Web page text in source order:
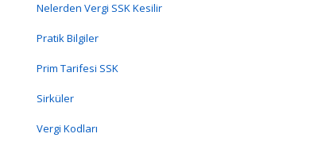
Nelerden Vergi SSK Kesilir
Pratik Bilgiler
Prim Tarifesi SSK
Sirküler
Vergi Kodları